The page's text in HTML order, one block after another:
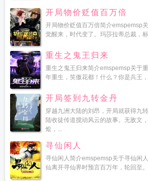
开局物价贬值百万倍
开局物价贬值百万倍简介emspemsp
觉醒来，时代变了。玛莎拉蒂总裁，
重生之鬼王归来
重生之鬼王归来简介emspemsp关于
年重生，笑傲花都！什么？你是兵王
开局签到九转金丹
穿越九洲大陆的刘昂，开局就获得九
陆收徒传道搅动风云的故事。无敌文
烩，...
寻仙闲人
寻仙闲人简介emspemsp关于寻仙闲
仙离开寻仙界时预言百万年，轮回至